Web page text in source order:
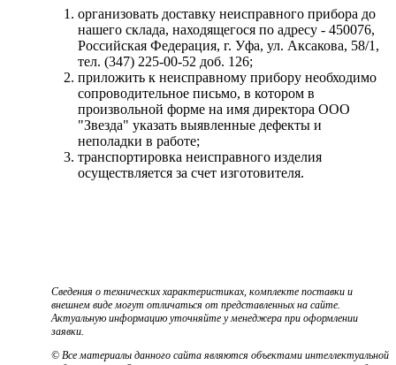
организовать доставку неисправного прибора до
нашего склада, находящегося по адресу - 450076,
Российская Федерация, г. Уфа, ул. Аксакова, 58/1,
тел. (347) 225-00-52 доб. 126;
приложить к неисправному прибору необходимо
сопроводительное письмо, в котором в
произвольной форме на имя директора ООО
"Звезда" указать выявленные дефекты и
неполадки в работе;
транспортировка неисправного изделия
осуществляется за счет изготовителя.
Сведения о технических характеристиках, комплекте поставки и
внешнем виде могут отличаться от представленных на сайте.
Актуальную информацию уточняйте у менеджера при оформлении
заявки.
© Все материалы данного сайта являются объектами интеллектуальной